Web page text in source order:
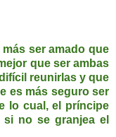
ser amado que
que ser ambas
reunirlas y que
es más seguro ser
lo cual, el príncipe
no se granjea el